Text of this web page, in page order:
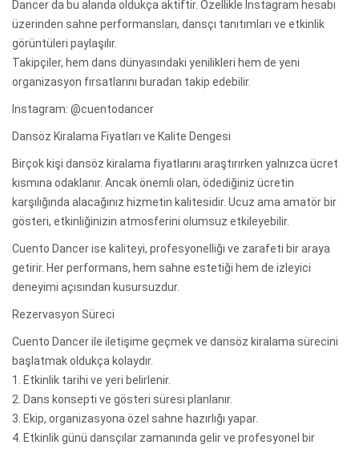
Dancer da bu alanda oldukça aktiftir. Özellikle Instagram hesabı
üzerinden sahne performansları, dansçı tanıtımları ve etkinlik
görüntüleri paylaşılır.
Takipçiler, hem dans dünyasındaki yenilikleri hem de yeni
organizasyon fırsatlarını buradan takip edebilir.
Instagram: @cuentodancer
Dansöz Kiralama Fiyatları ve Kalite Dengesi
Birçok kişi dansöz kiralama fiyatlarını araştırırken yalnızca ücret
kısmına odaklanır. Ancak önemli olan, ödediğiniz ücretin
karşılığında alacağınız hizmetin kalitesidir. Ucuz ama amatör bir
gösteri, etkinliğinizin atmosferini olumsuz etkileyebilir.
Cuento Dancer ise kaliteyi, profesyonelliği ve zarafeti bir araya
getirir. Her performans, hem sahne estetiği hem de izleyici
deneyimi açısından kusursuzdur.
Rezervasyon Süreci
Cuento Dancer ile iletişime geçmek ve dansöz kiralama sürecini
başlatmak oldukça kolaydır.
1. Etkinlik tarihi ve yeri belirlenir.
2. Dans konsepti ve gösteri süresi planlanır.
3. Ekip, organizasyona özel sahne hazırlığı yapar.
4. Etkinlik günü dansçılar zamanında gelir ve profesyonel bir